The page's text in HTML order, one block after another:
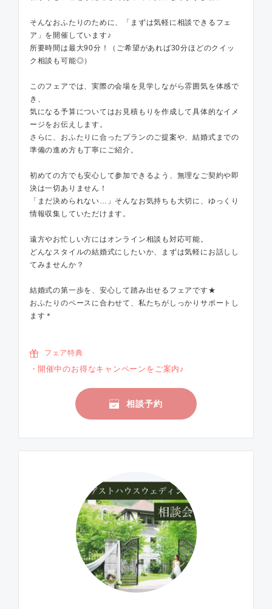
そんなおふたりのために、「まずは気軽に相談できるフェ
ア」を開催しています♪
所要時間は最大90分！（ご希望があれば30分ほどのクイッ
ク相談も可能◎）
このフェアでは、実際の会場を見学しながら雰囲気を体感で
き、
気になる予算についてはお見積もりを作成して具体的なイメ
ージをお伝えします。
さらに、おふたりに合ったプランのご提案や、結婚式までの
準備の進め方も丁寧にご紹介。
初めての方でも安心して参加できるよう、無理なご契約や即
決は一切ありません！
「まだ決められない…」そんなお気持ちも大切に、ゆっくり
情報収集していただけます。
遠方やお忙しい方にはオンライン相談も対応可能。
どんなスタイルの結婚式にしたいか、まずは気軽にお話しし
てみませんか？
結婚式の第一歩を、安心して踏み出せるフェアです★
おふたりのペースに合わせて、私たちがしっかりサポートし
ます＊
フェア特典
開催中のお得なキャンペーンをご案内♪
相談予約